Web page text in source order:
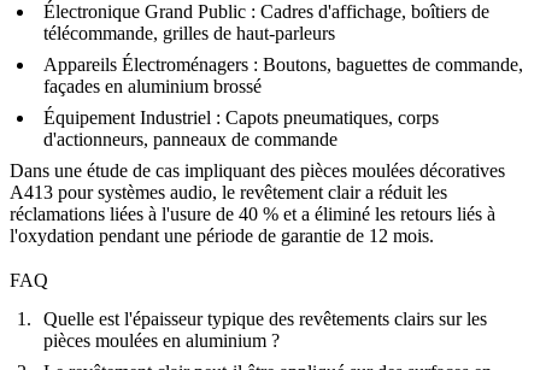
Électronique Grand Public : Cadres d'affichage, boîtiers de
télécommande, grilles de haut-parleurs
Appareils Électroménagers : Boutons, baguettes de commande,
façades en aluminium brossé
Équipement Industriel : Capots pneumatiques, corps
d'actionneurs, panneaux de commande
Dans une étude de cas impliquant des pièces moulées décoratives
A413 pour systèmes audio, le revêtement clair a réduit les
réclamations liées à l'usure de 40 % et a éliminé les retours liés à
l'oxydation pendant une période de garantie de 12 mois.
FAQ
Quelle est l'épaisseur typique des revêtements clairs sur les
pièces moulées en aluminium ?